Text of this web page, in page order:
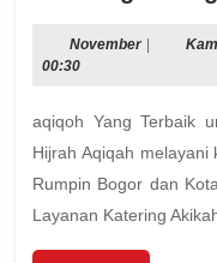
NovemberNovember
|
00:30
aqiqoh Yang Terbaik untuk Buah Hati Ayah Bunda Mutiara
Hijrah Aqiqah
Rumpin Bogor dan
Layanan Katering